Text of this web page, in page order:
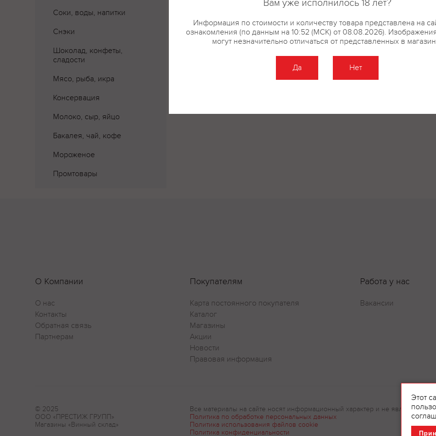
Соки, воды, напитки
Снэки
Шоколад, конфеты,
сладости
Мясо, рыба, икра
Консервация
Молоко, сыр, яйцо
Бакалея, чай, кофе
Мороженое
Промтовары
О Компании
О нас
Контакты
Обратная связь
Партнерам
Покупателям
Карта постоянного покупателя
Каталог
Магазины
Акции
Новости
Правовая информация
Работа у нас
Вакансии
© 2025
ООО «ПРЕСТИЖ ГРУПП»
Магазины «Винный склад»
Все материалы на сайте носят информационный характер и не являются
Политика по обработке персональных данных
Политика использования файлов cookie
Политика конфиденциальности
Этот
Вам уже исполнилось 18 лет?
Информация по стоимости и количеству товара представлена на
ознакомления (по данным на 10:52 (МСК) от 08.08.2026).
могут незначительно отличаться от представленных в
Да Нет